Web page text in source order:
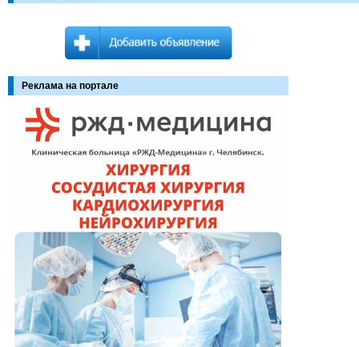
Реклама на портале